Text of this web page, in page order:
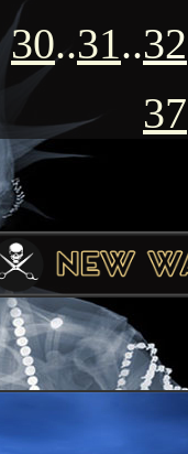
30..31..32
37